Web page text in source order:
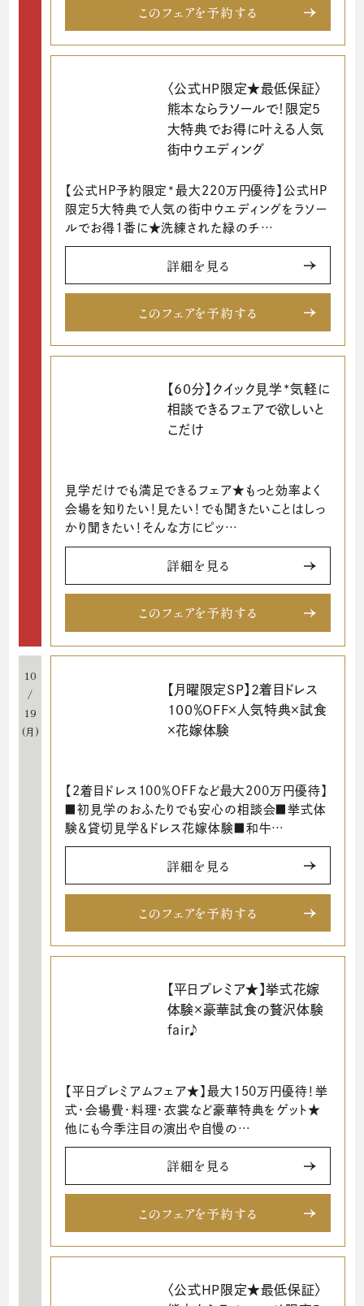
このフェアを予約する
〈公式HP限定★最低保証〉
熊本ならラソールで！限定5
大特典でお得に叶える人気
街中ウエディング
【公式HP予約限定*最大220万円優待】公式HP
限定5大特典で人気の街中ウエディングをラソー
ルでお得1番に★洗練された緑のチ…
詳細を見る
このフェアを予約する
【60分】クイック見学*気軽に
相談できるフェアで欲しいと
こだけ
見学だけでも満足できるフェア★もっと効率よく
会場を知りたい！見たい！でも聞きたいことはしっ
かり聞きたい！そんな方にピッ…
詳細を見る
このフェアを予約する
10
/
19
(月)
【月曜限定SP】2着目ドレス
100％OFF×人気特典×試食
×花嫁体験
【2着目ドレス100％OFFなど最大200万円優待】
■初見学のおふたりでも安心の相談会■挙式体
験＆貸切見学＆ドレス花嫁体験■和牛…
詳細を見る
このフェアを予約する
【平日プレミア★】挙式花嫁
体験×豪華試食の贅沢体験
fair♪
【平日プレミアムフェア★】最大150万円優待！挙
式・会場費・料理・衣裳など豪華特典をゲット★
他にも今季注目の演出や自慢の…
詳細を見る
このフェアを予約する
〈公式HP限定★最低保証〉